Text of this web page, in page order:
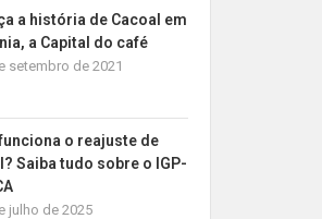
a história de Cacoal em
a Capital do café
setembro de 2021
o reajuste de
Saiba tudo sobre o IGP-
julho de 2025